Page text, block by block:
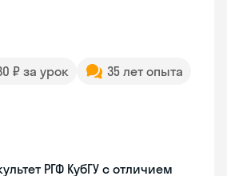
₽ за урок
35 лет опыта
РГФ КубГУ с отличием